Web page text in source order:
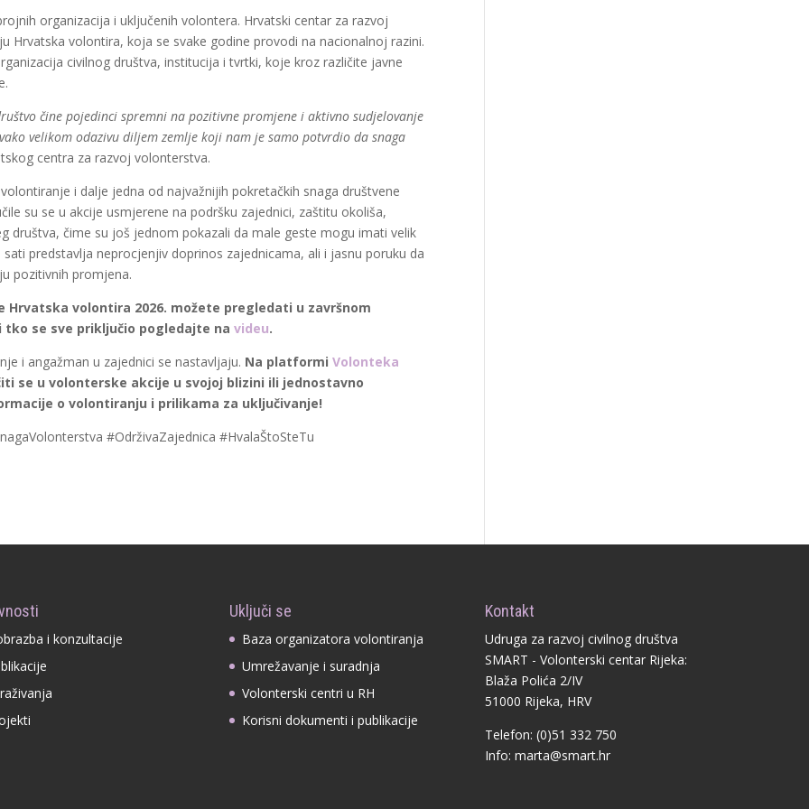
organizacija i uključenih volontera. Hrvatski centar za razvoj
Hrvatska volontira, koja se svake godine provodi na nacionalnoj razini.
civilnog društva, institucija i tvrtki, koje kroz različite javne
čine pojedinci spremni na pozitivne promjene i aktivno sudjelovanje
velikom odazivu diljem zemlje koji nam je samo potvrdio da snaga
centra za razvoj volonterstva.
i dalje jedna od najvažnijih pokretačkih snaga društvene
su se u akcije usmjerene na podršku zajednici, zaštitu okoliša,
društva, čime su još jednom pokazali da male geste mogu imati velik
predstavlja neprocjenjiv doprinos zajednicama, ali i jasnu poruku da
pozitivnih promjena.
volontira 2026. možete pregledati u završnom
tko se sve priključio pogledajte navideu.
i angažman u zajednici se nastavljaju. Na platformiVolonteka
se u volonterske akcije u svojoj blizini ili jednostavno
o volontiranju i prilikama za uključivanje!
#OdrživaZajednica #HvalaŠtoSteTu
i konzultacije
Uključi se
Baza organizatora volontiranja
Umrežavanje i suradnja
Volonterski centri u RH
Korisni dokumenti i publikacije
Kontakt
Udruga za razvoj civilnog društva
SMART - Volonterski centar Rijeka:
Blaža Polića 2/IV
51000 Rijeka, HRV
Telefon: (0)51 332 750
Info:marta@smart.hr